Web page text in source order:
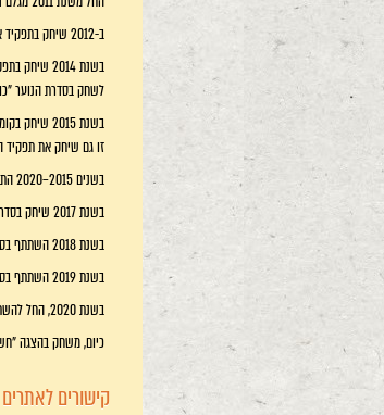
ב-2012 שיחק בתפקיד אורח בסדרה "כאן גרים בכיף" בתפקיד עמירם, הקואוצ'ר של המשפחה וגם בתפקיד אורח ב"נשואים פלוס". בשנת 2013 חזר לשחק בעונתה השנייה של "אבודים באסיה" ב-YES.
לשחק בסדרת הנוער
זו גם שיחק את תפקיד
בשנים 2015–2020 התארח בתוכנית המערכונים של הערוץ הראשון היהודים באים. שם גילם את: אחיו של יוסף, חיים יבין, אבישי רביב, אדוניה, יובל שטייניץ ואריק שרון.
בשנת 2017 שיחק בסדרה "צפוף" בתפקיד מנכ"ל גוגל (תפקיד אורח). מאוחר יותר באותה שנה גילם את מרקוס בעיבוד האמריקאי לסדרת הנוער "החממה", הנקראת "Greenhouse Academy".
בשנת 2018 השתתף בסרטו של הבמאי אבי נשר, "סיפור אחר".
בשנת 2019 השתתף בסדרה "תיק נעדר" בתפקיד זאב אבני המשודרת בערוץ כאן 11. באותה שנה השתתף גם במיני-סדרה "הנערים" של HBO וקשת אינטרנשיונל.
בשנת 2020, החל להשתתף כפאנליסט בעונה החמישית של תוכנית הסאטירה המשודרת בתאגיד השידור הישראלי, "עד כאן! 2020".
כיום, משחק בהצגה
קישורים